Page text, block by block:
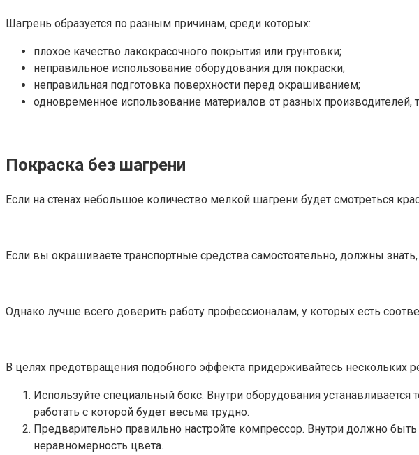
Шагрень образуется по разным причинам, среди которых:
плохое качество лакокрасочного покрытия или грунтовки;
неправильное использование оборудования для покраски;
неправильная подготовка поверхности перед окрашиванием;
одновременное использование материалов от разных производителей,
Покраска без шагрени
Если на стенах небольшое количество мелкой шагрени будет смотреться
Если вы окрашиваете транспортные средства самостоятельно, должны
Однако лучше всего доверить работу профессионалам, у которых есть
В целях предотвращения подобного эффекта придерживайтесь нескольких
Используйте специальный бокс. Внутри оборудования
работать с которой будет весьма трудно.
Предварительно правильно настройте компрессор. Внутри должно
неравномерность цвета.